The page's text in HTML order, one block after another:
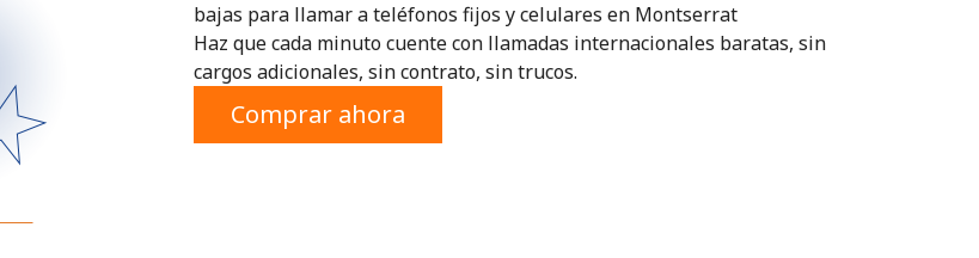
bajas para llamar a teléfonos fijos y celulares en Montserrat
Haz que cada minuto cuente con llamadas internacionales baratas, sin
cargos adicionales, sin contrato, sin trucos.
Comprar ahora